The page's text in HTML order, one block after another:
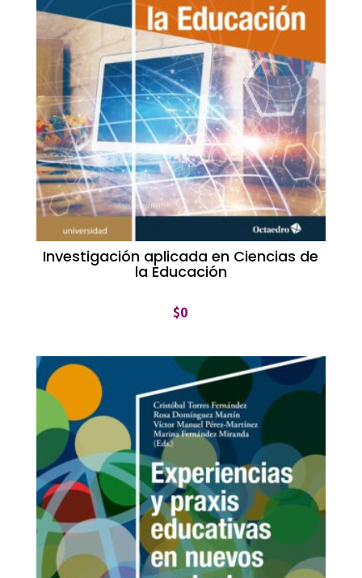
Investigación aplicada en Ciencias de
la Educación
$0